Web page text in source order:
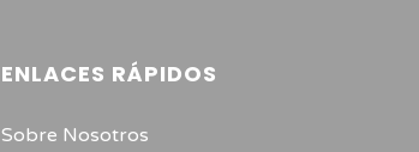
ENLACES RÁPIDOS
Sobre Nosotros